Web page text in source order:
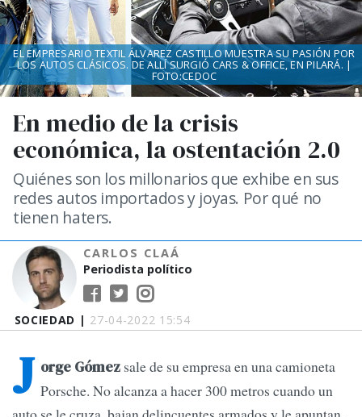
SOCIEDAD | 27-04-2022 15:54
En medio de la crisis
económica, la ostentación 2.0
Quiénes son los millonarios que exhibe en sus
redes autos importados y joyas. Por qué no
tienen haters.
CARLOS CLAÁ
Periodista político
EL EMPRESARIO TEXTIL ÁLVAREZ CASTILLO MUESTRA SU PASIÓN POR
LOS AUTOS CLÁSICOS. DE ALLÍ SURGIÓ CARS & OFFICE, EN PILARÁ. |
FOTO:CEDOC
J orge Gómez sale de su empresa en una camioneta
Porsche. No alcanza a hacer 300 metros cuando un